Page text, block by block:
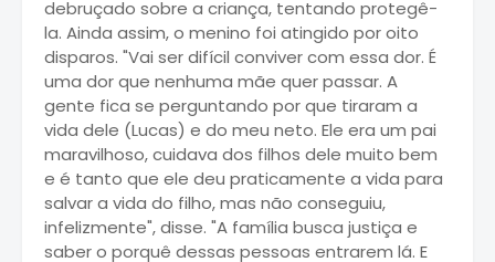
debruçado sobre a criança, tentando protegê-
la. Ainda assim, o menino foi atingido por oito
disparos. "Vai ser difícil conviver com essa dor. É
uma dor que nenhuma mãe quer passar. A
gente fica se perguntando por que tiraram a
vida dele (Lucas) e do meu neto. Ele era um pai
maravilhoso, cuidava dos filhos dele muito bem
e é tanto que ele deu praticamente a vida para
salvar a vida do filho, mas não conseguiu,
infelizmente", disse. "A família busca justiça e
saber o porquê dessas pessoas entrarem lá. E